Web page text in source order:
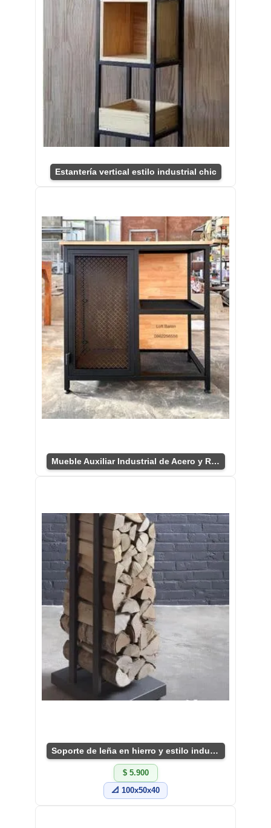
Estantería vertical estilo industrial chic
Mueble Auxiliar Industrial de Acero y Roble
Soporte de leña en hierro y estilo industrial
$ 5.900
📐 100x50x40